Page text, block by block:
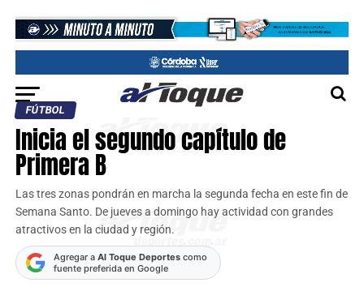
FÚTBOL
Inicia el segundo capítulo de
Primera B
Las tres zonas pondrán en marcha la segunda fecha en este fin de
Semana Santo. De jueves a domingo hay actividad con grandes
atractivos en la ciudad y región.
Agregar a Al Toque Deportescomo
fuente preferida en Google